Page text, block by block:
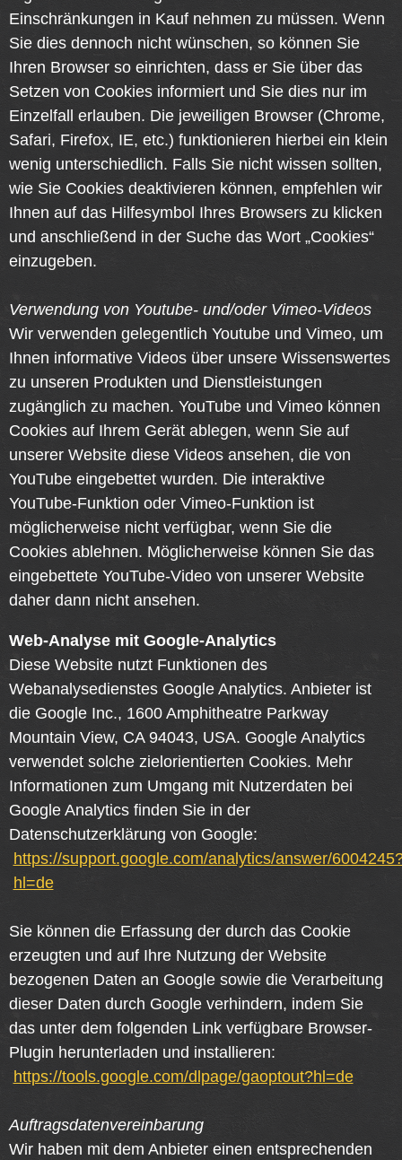
Einschränkungen in Kauf nehmen zu müssen. Wenn
Sie dies dennoch nicht wünschen, so können Sie
Ihren Browser so einrichten, dass er Sie über das
Setzen von Cookies informiert und Sie dies nur im
Einzelfall erlauben. Die jeweiligen Browser (Chrome,
Safari, Firefox, IE, etc.) funktionieren hierbei ein klein
wenig unterschiedlich. Falls Sie nicht wissen sollten,
wie Sie Cookies deaktivieren können, empfehlen wir
Ihnen auf das Hilfesymbol Ihres Browsers zu klicken
und anschließend in der Suche das Wort „Cookies“
einzugeben.
Verwendung von Youtube- und/oder Vimeo-Videos
Wir verwenden gelegentlich Youtube und Vimeo, um
Ihnen informative Videos über unsere Wissenswertes
zu unseren Produkten und Dienstleistungen
zugänglich zu machen. YouTube und Vimeo können
Cookies auf Ihrem Gerät ablegen, wenn Sie auf
unserer Website diese Videos ansehen, die von
YouTube eingebettet wurden. Die interaktive
YouTube-Funktion oder Vimeo-Funktion ist
möglicherweise nicht verfügbar, wenn Sie die
Cookies ablehnen. Möglicherweise können Sie das
eingebettete YouTube-Video von unserer Website
daher dann nicht ansehen.
Web-Analyse mit Google-Analytics
Diese Website nutzt Funktionen des
Webanalysedienstes Google Analytics. Anbieter ist
die Google Inc., 1600 Amphitheatre Parkway
Mountain View, CA 94043, USA. Google Analytics
verwendet solche zielorientierten Cookies. Mehr
Informationen zum Umgang mit Nutzerdaten bei
Google Analytics finden Sie in der
Datenschutzerklärung von Google:
https://support.google.com/analytics/answer/
hl=de
Sie können die Erfassung der durch das Cookie
erzeugten und auf Ihre Nutzung der Website
bezogenen Daten an Google sowie die Verarbeitung
dieser Daten durch Google verhindern, indem Sie
das unter dem folgenden Link verfügbare Browser-
Plugin herunterladen und installieren:
https://tools.google.com/dlpage/gaoptout?hl=de
Auftragsdatenvereinbarung
Wir haben mit dem Anbieter einen entsprechenden